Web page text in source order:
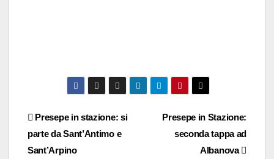
Navigazione
articoli
Presepe in Stazione:
seconda tappa ad
Albanova
Presepe in stazione: si
parte da Sant’Antimo e
Sant’Arpino